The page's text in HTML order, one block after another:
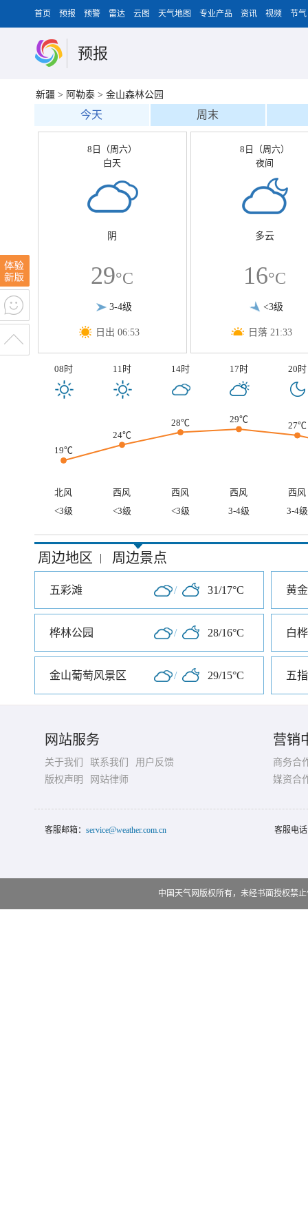
首页 预报 预警 雷达 云图 天气地图 专业产品 资讯 视频 节气
预报
新疆 > 阿勒泰 > 金山森林公园
今天 周末
8日（周六）
白天
阴
29°C
3-4级
日出 06:53
8日（周六）
夜间
多云
16°C
<3级
日落 21:33
08时 11时 14时 17时 20时
19℃
24℃
28℃ 29℃
27℃
北风 西风 西风 西风
西风
<3级
<3级 <3级 3-4级 3-4级
周边地区 | 周边景点
五彩滩 / 31/17°C 黄
桦林公园 / 28/16°C 白
金山葡萄风景区 / 29/15°C 五
网站服务
关于我们 联系我们
用户反馈
版权声明
网站律师
营销
商务合
媒资合
客服邮箱： service@weather.com.cn 客服电
中国天气网版权所有，未经书面授权